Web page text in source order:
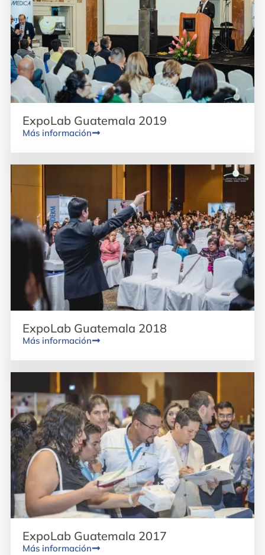
ExpoLab Guatemala 2019
Más información
ExpoLab Guatemala 2018
Más información
ExpoLab Guatemala 2017
Más información